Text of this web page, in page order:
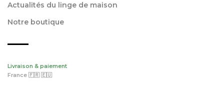
Actualités du linge de maison
Notre boutique
Livraison & paiement
France 🇫🇷 🇪🇺